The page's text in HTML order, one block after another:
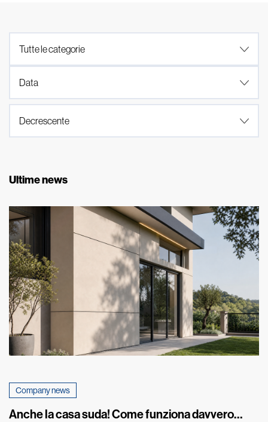
Ultime news
Company news
Anche la casa suda! Come funziona davvero